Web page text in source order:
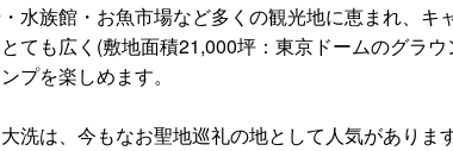
水族館・お魚市場など多くの観光地に恵まれ、キ
ても広く(敷地面積21,000坪：東京ドームのグラ
プを楽しめます。
洗は、今もなお聖地巡礼の地として人気がありま